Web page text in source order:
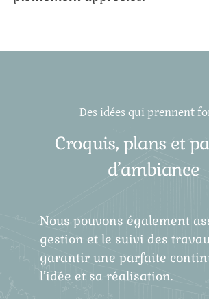
Des idées qui prennent
Croquis, plans et
d’ambiance
Nous pouvons également
gestion et le suivi des
garantir une parfaite
l’idée et sa réalisation.